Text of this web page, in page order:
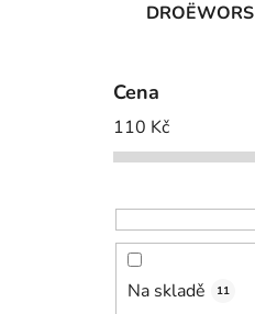
DROËWORS
Cena
110 Kč
Na skladě 11